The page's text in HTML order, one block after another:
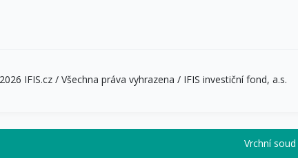
IFIS.cz / Všechna práva vyhrazena / IFIS investiční fond, a.s.
Vrchní soud